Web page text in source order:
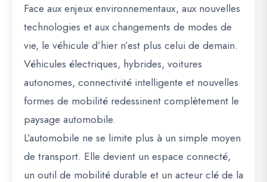
Face aux enjeux environnementaux, aux nouvelles
technologies et aux changements de modes de
vie, le véhicule d’hier n’est plus celui de demain.
Véhicules électriques, hybrides, voitures
autonomes, connectivité intelligente et nouvelles
formes de mobilité redessinent complètement le
paysage automobile.
L’automobile ne se limite plus à un simple moyen
de transport. Elle devient un espace connecté,
un outil de mobilité durable et un acteur clé de la